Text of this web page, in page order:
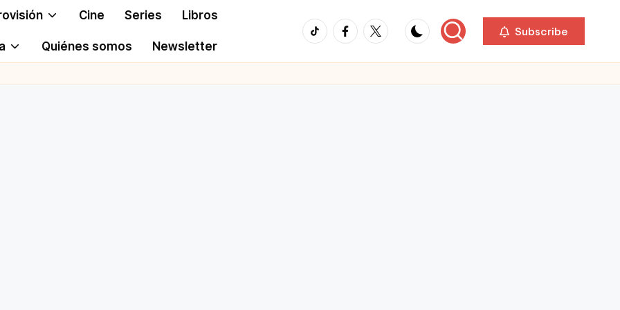
Cine Series Libros
Quiénes somos Newsletter
TikTokFacebook
Twitter Subscribe